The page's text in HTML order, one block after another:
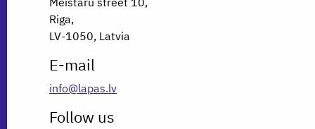
Riga,
LV-1050, Latvia
E-mail
info@lapas.lv
Follow us